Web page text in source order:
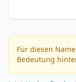
Für diesen
Bedeutung